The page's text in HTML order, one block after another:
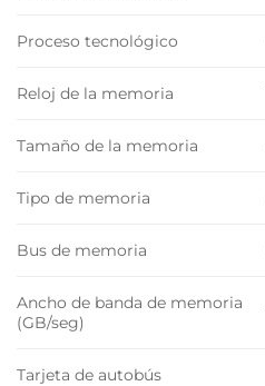
Proceso tecnológico
Reloj de la memoria
Tamaño de la memoria
Tipo de memoria
Bus de memoria
Ancho de banda de memoria
(GB/seg)
Tarjeta de autobús